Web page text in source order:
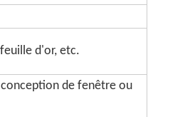
d'or, etc.
de fenêtre ou